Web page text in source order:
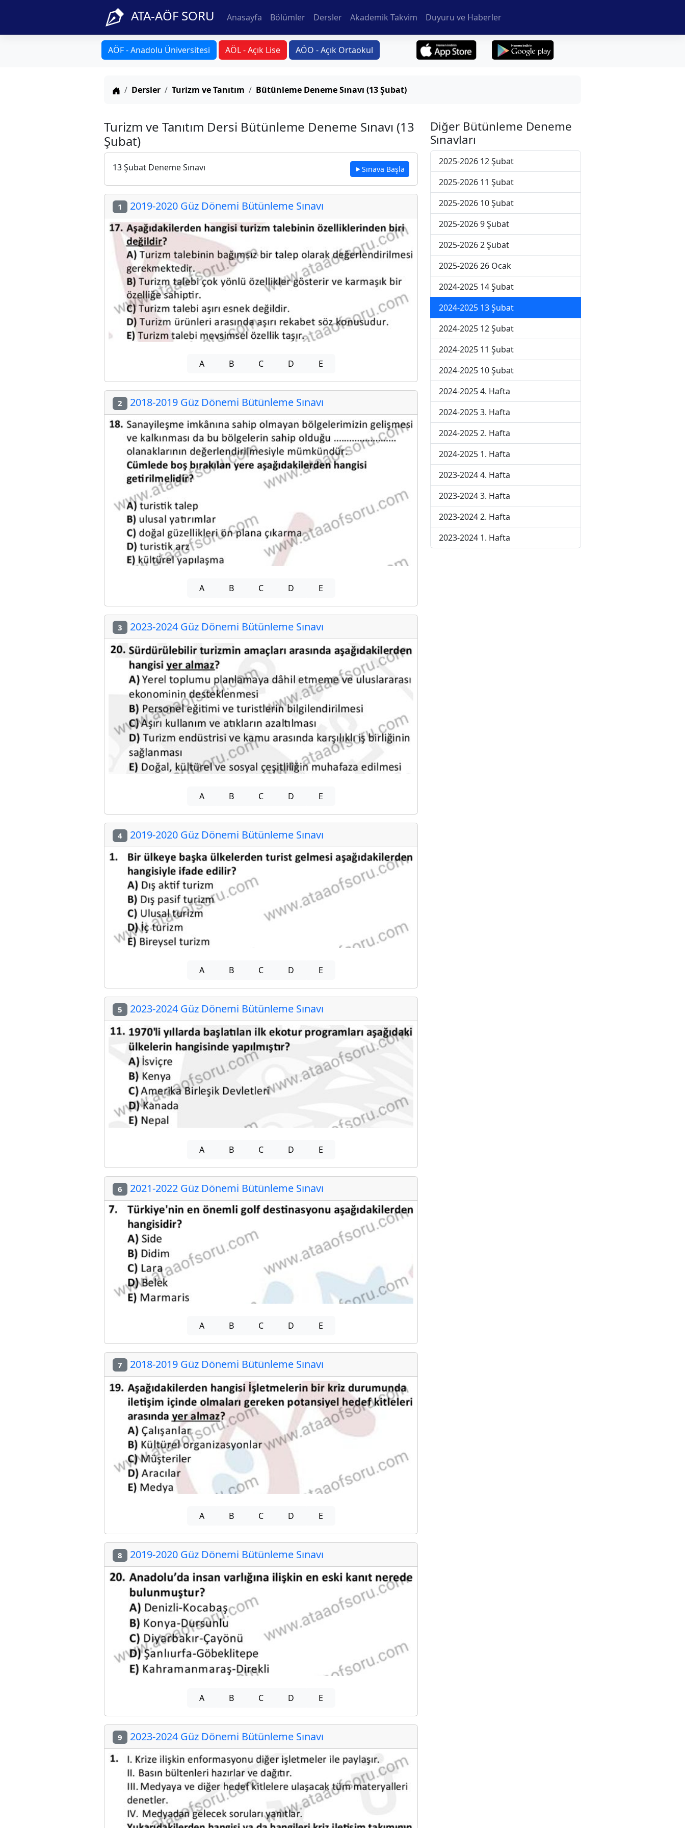
ATA-AÖF SORU Anasayfa Bölümler Dersler Akademik Takvim Duyuru ve Haberler
AÖF - Anadolu Üniversitesi AÖL - Açık Lise AÖO - Açık Ortaokul
Anasayfa
Dersler Turizm ve Tanıtım Bütünleme Deneme Sınavı (13 Şubat)
Turizm ve Tanıtım Dersi Bütünleme Deneme Sınavı (13
Şubat)
13 Şubat Deneme Sınavı Sınava Başla
1 2019-2020 Güz Dönemi Bütünleme Sınavı
A B C D E
2 2018-2019 Güz Dönemi Bütünleme Sınavı
A B C D E
3 2023-2024 Güz Dönemi Bütünleme Sınavı
A B C D E
4 2019-2020 Güz Dönemi Bütünleme Sınavı
A B C D E
5 2023-2024 Güz Dönemi Bütünleme Sınavı
A B C D E
6 2021-2022 Güz Dönemi Bütünleme Sınavı
A B C D E
7 2018-2019 Güz Dönemi Bütünleme Sınavı
A B C D E
8 2019-2020 Güz Dönemi Bütünleme Sınavı
A B C D E
9 2023-2024 Güz Dönemi Bütünleme Sınavı
Diğer Bütünleme Deneme
Sınavları
2025-2026 12 Şubat
2025-2026 11 Şubat
2025-2026 10 Şubat
2025-2026 9 Şubat
2025-2026 2 Şubat
2025-2026 26 Ocak
2024-2025 14 Şubat
2024-2025 13 Şubat
2024-2025 12 Şubat
2024-2025 11 Şubat
2024-2025 10 Şubat
2024-2025 4. Hafta
2024-2025 3. Hafta
2024-2025 2. Hafta
2024-2025 1. Hafta
2023-2024 4. Hafta
2023-2024 3. Hafta
2023-2024 2. Hafta
2023-2024 1. Hafta